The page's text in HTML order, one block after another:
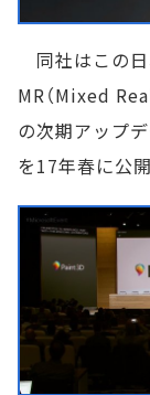
同社はこの日
MR（Mixed
の次期アップ
を17年春に公